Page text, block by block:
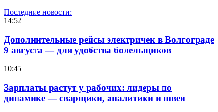
Последние новости:
14:52
Дополнительные рейсы электричек в Волгограде
9 августа — для удобства болельщиков
10:45
Зарплаты растут у рабочих: лидеры по
динамике — сварщики, аналитики и швеи